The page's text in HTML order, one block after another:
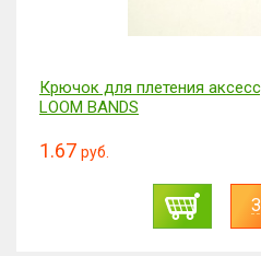
Крючок для плетения
LOOM BANDS
1.67 руб.